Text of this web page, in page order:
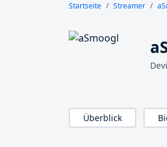
Startseite Streamer
Überblick